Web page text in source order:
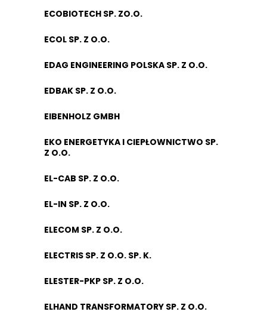
ECOBIOTECH SP. ZO.O.
ECOL SP. Z O.O.
EDAG ENGINEERING POLSKA SP. Z O.O.
EDBAK SP. Z O.O.
EIBENHOLZ GMBH
EKO ENERGETYKA I CIEPŁOWNICTWO SP.
Z O.O.
EL-CAB SP. Z O.O.
EL-IN SP. Z O.O.
ELECOM SP. Z O.O.
ELECTRIS SP. Z O.O. SP. K.
ELESTER-PKP SP. Z O.O.
ELHAND TRANSFORMATORY SP. Z O.O.